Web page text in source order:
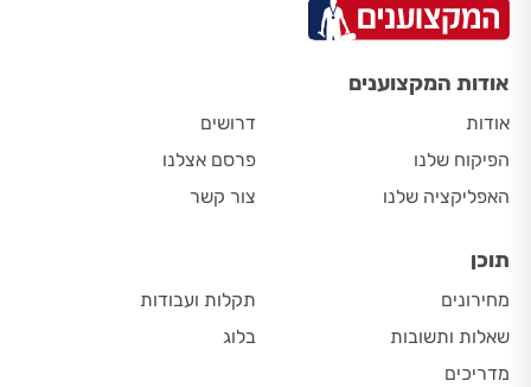
אודות המקצוענים
אודות
הפיקוח שלנו
האפליקציה שלנו
דרושים
פרסם אצלנו
צור קשר
תוכן
מחירונים
שאלות ותשובות
מדריכים
תקלות ועבודות
בלוג